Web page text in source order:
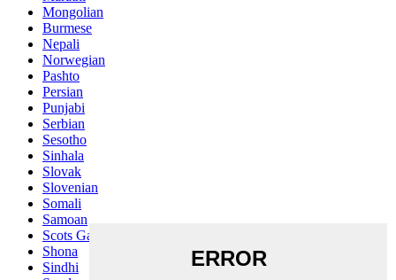
Mongolian
Burmese
Nepali
Norwegian
Pashto
Persian
Punjabi
Serbian
Sesotho
Sinhala
Slovak
Slovenian
Somali
Samoan
Scots Gaelic
Shona
Sindhi